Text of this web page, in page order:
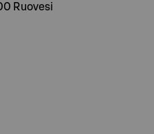
Ruovesi